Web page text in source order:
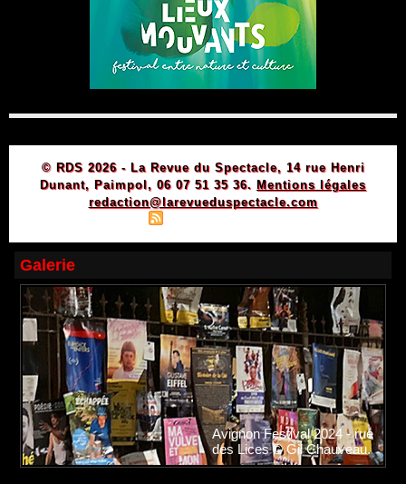
© RDS 2026 - La Revue du Spectacle, 14 rue Henri
Dunant, Paimpol, 06 07 51 35 36. Mentions légales
redaction@larevueduspectacle.com
Galerie
Avignon Festival 2024 - rue
des Lices © Gil Chauveau.